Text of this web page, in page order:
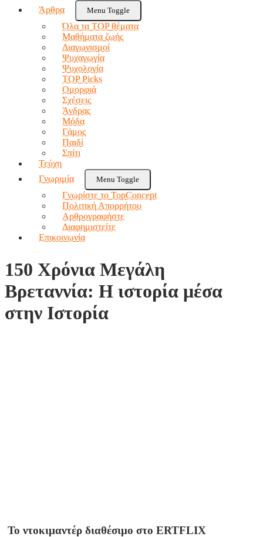
Άρθρα
Menu Toggle
Όλα τα TOP θέματα
Μαθήματα ζωής
Διαγωνισμοί
Ψυχαγωγία
Ψυχολογία
TOP Picks
Ομορφιά
Σχέσεις
Άνδρας
Μόδα
Γάμος
Παιδί
Σπίτι
Τεύχη
Γνωριμία
Menu Toggle
Γνωρίστε το TopConcept
Πολιτική Απορρήτου
Αρθρογραφήστε
Διαφημιστείτε
Επικοινωνία
150 Χρόνια Μεγάλη
Βρεταννία: Η ιστορία μέσα
στην Ιστορία
Το ντοκιμαντέρ διαθέσιμο στο ERTFLIX